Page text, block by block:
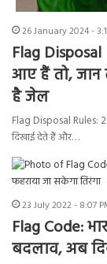
26 January 2024 -
Flag
आए हैं तो,
है जेल
Flag Disposal Rules:
दिखाई देते हैं और…
23 July 2022 - 8:07
Flag Code:
बदलाव, अब